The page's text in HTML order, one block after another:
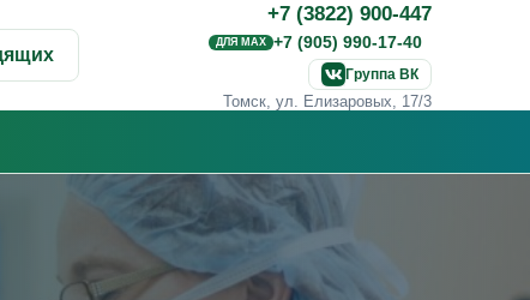
+7 (3822) 900-447
ДЛЯ MAX +7 (905) 990-17-40
Группа ВК
Томск, ул. Елизаровых, 17/3